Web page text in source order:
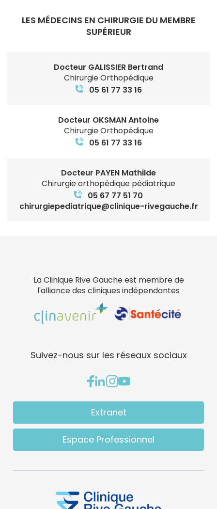
LES MÉDECINS EN CHIRURGIE DU MEMBRE
SUPÉRIEUR
Docteur GALISSIER Bertrand
Chirurgie Orthopédique
05 61 77 33 16
Docteur OKSMAN Antoine
Chirurgie Orthopédique
05 61 77 33 16
Docteur PAYEN Mathilde
Chirurgie orthopédique pédiatrique
05 67 77 51 70
chirurgiepediatrique@clinique-rivegauche.fr
La Clinique Rive Gauche est membre de
l'alliance des cliniques indépendantes
Suivez-nous sur les réseaux sociaux
Extranet
Espace Professionnel